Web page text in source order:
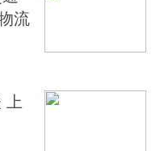
流
上